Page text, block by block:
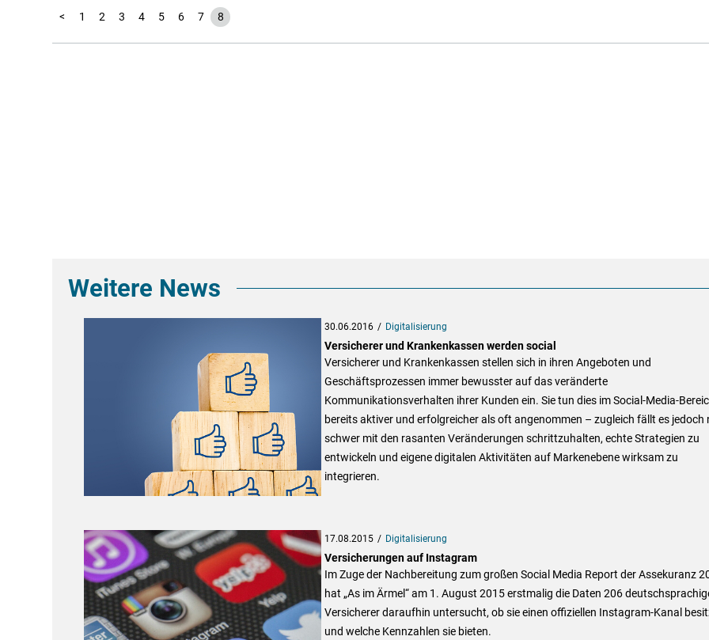
< 1 2 3 4 5 6 7 8
Weitere News
30.06.2016 Digitalisierung
Versicherer und Krankenkassen werden social
Versicherer und Krankenkassen stellen sich in ihren Angeboten und
Geschäftsprozessen immer bewusster auf das veränderte
Kommunikationsverhalten ihrer Kunden ein. Sie tun dies im Social-Media-
bereits aktiver und erfolgreicher als oft angenommen – zugleich fällt es jedoch
schwer mit den rasanten Veränderungen schrittzuhalten, echte Strategien zu
entwickeln und eigene digitalen Aktivitäten auf Markenebene wirksam zu
integrieren.
17.08.2015 Digitalisierung
Versicherungen auf Instagram
Im Zuge der Nachbereitung zum großen Social Media Report der Assekuranz
hat „As im Ärmel“ am 1. August 2015 erstmalig die Daten 206
Versicherer daraufhin untersucht, ob sie einen offiziellen Instagram-Kanal
und welche Kennzahlen sie bieten.